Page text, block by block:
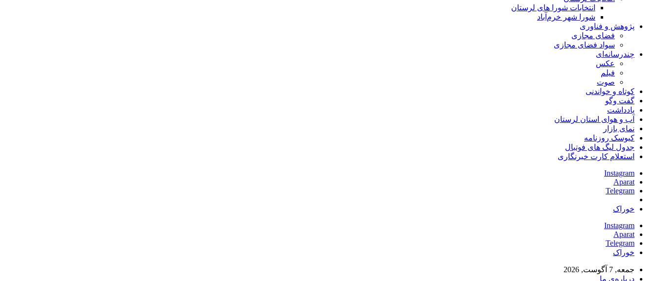
انتخابات شورا های لرستان
شورا شهر خرم‌آباد
پژوهش و فناوری
فضای مجازی
سواد فضای مجازی
چندرسانه‌ای
عكس
فیلم
صوت
کوتاه و خواندنی
گفت وگو
یادداشت
آب و هوای استان لرستان
نمای بازار
کیوسک روزنامه
جدول لیگ های فوتبال
استعلام کارت خبرنگاری
Instagram
Aparat
Telegram
خوراک
Instagram
Aparat
Telegram
خوراک
جمعه, 7 آگوست, 2026
درباره‌ی ما